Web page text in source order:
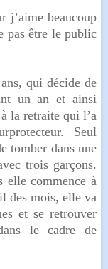
j’aime beaucoup
pas être le public
qui décide de
un an et ainsi
la retraite qui l’a
Seul
tomber dans une
trois garçons.
elle commence à
des mois, elle va
et se retrouver
le cadre de